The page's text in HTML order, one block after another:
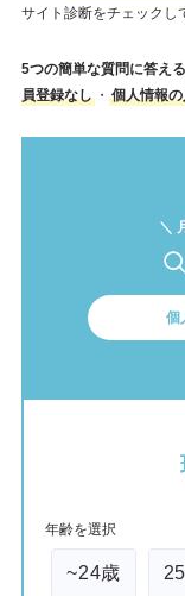
サイト診断をチェックし
5つの簡単な質問に答え
員登録なし ・ 個人情報
＼
個
年齢を選択
~24歳